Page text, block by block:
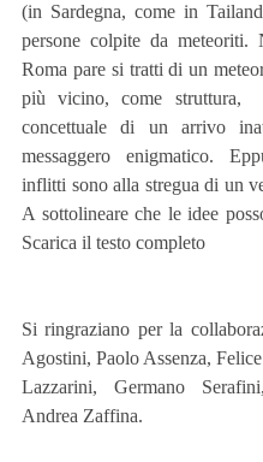
(in Sardegna, come in
persone colpite da
Roma pare si tratti di un
più vicino, come struttura,
concettuale di un arrivo
messaggero enigmatico.
inflitti sono alla stregua di un
A sottolineare che le idee
Scarica il testo completo
Si ringraziano per la
Agostini, Paolo Assenza,
Lazzarini, Germano
Andrea Zaffina.